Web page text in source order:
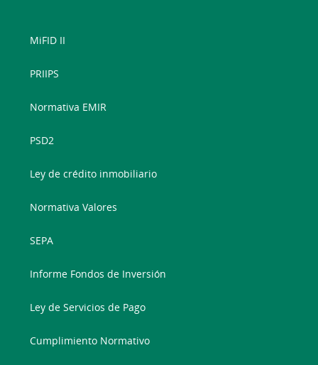
MiFID II
PRIIPS
Normativa EMIR
PSD2
Ley de crédito inmobiliario
Normativa Valores
SEPA
Informe Fondos de Inversión
Ley de Servicios de Pago
Cumplimiento Normativo